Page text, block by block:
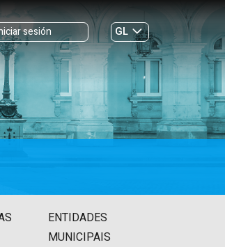
sesión
GL
ES|
ENTIDADES
MUNICIPAIS